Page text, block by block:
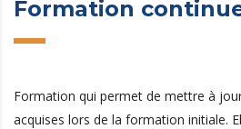
Formation continue
Formation qui permet de mettre à
acquises lors de la formation initiale.